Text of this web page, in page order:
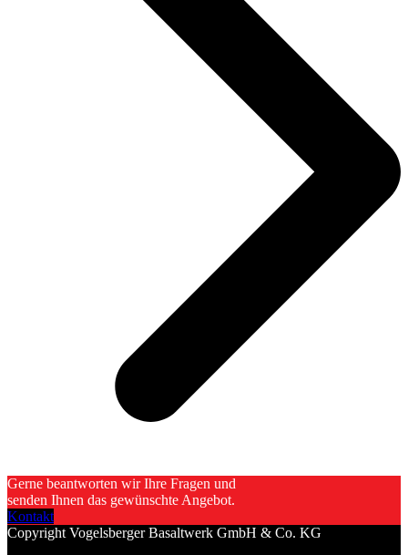
Gerne beantworten wir Ihre Fragen und
senden Ihnen das gewünschte Angebot.
Kontakt
Copyright Vogelsberger Basaltwerk GmbH & Co. KG